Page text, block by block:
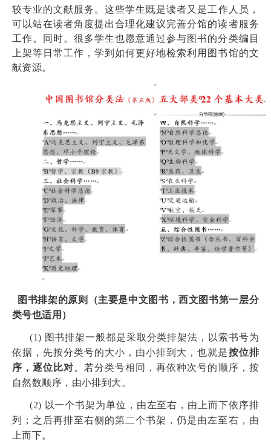
较专业的文献服务。这些学生既是读者又是工作人员，
可以站在读者角度提出合理化建议完善分馆的读者服务
工作。同时。很多学生也愿意通过参与图书的分类编目
上架等日常工作，学到如何更好地检索利用图书馆的文
献资源。
图书排架的原则（主要是中文图书，西文图书第一层分
类号也适用）
(1) 图书排架一般都是采取分类排架法，以索书号为
依据，先按分类号的大小，由小排到大，也就是按位排
序，逐位比对。若分类号相同，再依种次号的顺序，按
自然数顺序，由小排到大。
(2) 以一个书架为单位，由左至右，由上而下依序排
列；之后再排至右侧的第二个书架，仍是由左至右，由
上而下。